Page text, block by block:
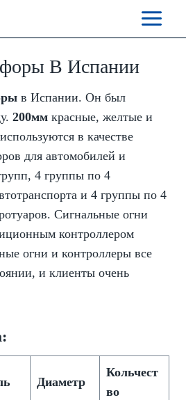
В Испании
в Испании. Он был
200мм красные, желтые и
в качестве
для автомобилей и
4 группы по 4
и 4 группы по 4
Сигнальные огни
контроллером
огни и контроллеры все
и клиенты очень
Диаметр
Кольчест
во